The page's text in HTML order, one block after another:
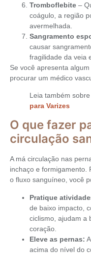
Tromboflebite –
coágulo, a região
avermelhada.
Sangramento
causar
fragilidade da veia
Se você apresenta
procurar um médico
Leia também
para Varizes
O que fazer
circulação
A má circulação nas
inchaço e formigamento.
o fluxo sanguíneo, você
Pratique
de baixo impacto,
ciclismo, ajudam a
coração.
Eleve as pernas:
acima do nível do